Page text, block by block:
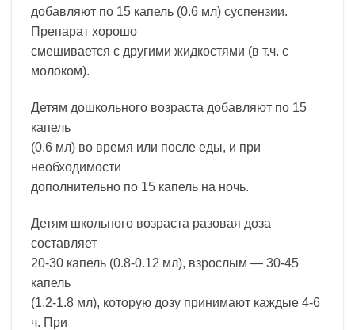
добавляют по 15 капель (0.6 мл) суспензии.
Препарат хорошо
смешивается с другими жидкостями (в т.ч. с
молоком).
Детям дошкольного возраста добавляют по 15
капель
(0.6 мл) во время или после еды, и при
необходимости
дополнительно по 15 капель на ночь.
Детям школьного возраста разовая доза
составляет
20-30 капель (0.8-0.12 мл), взрослым — 30-45
капель
(1.2-1.8 мл), которую дозу принимают каждые 4-6
ч. При